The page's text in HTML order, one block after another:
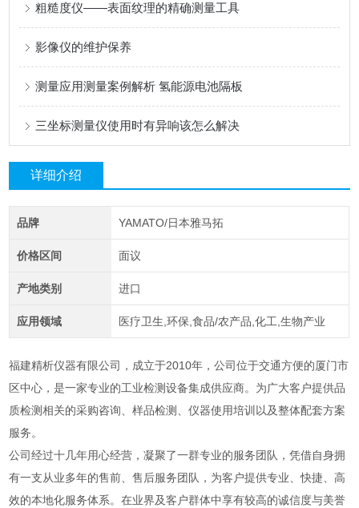
粗糙度仪——表面纹理的精确测量工具
影像仪的维护保养
测量应用测量案例解析 氢能源电池隔板
三坐标测量仪使用时有异响该怎么解决
详细介绍
品牌 YAMATO/日本雅马拓
价格区间 面议
产地类别 进口
应用领域 医疗卫生,环保,食品/农产品,化工,生物产业
福建精析仪器有限公司，成立于2010年，公司位于交通方便的厦门市
区中心，是一家专业的工业检测设备集成供应商。为广大客户提供品
质检测相关的采购咨询、样品检测、仪器使用培训以及整体配套方案
服务。
公司经过十几年用心经营，凝聚了一群专业的服务团队，凭借自身拥
有一支从业多年的售前、售后服务团队，为客户提供专业、快捷、高
效的本地化服务体系。在业界及客户群体中享有较高的诚信度与美誉